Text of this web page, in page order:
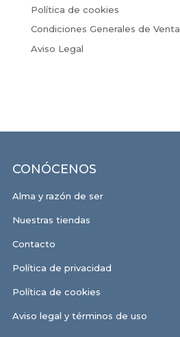
Política de cookies
Condiciones Generales de Venta
Aviso Legal
CONÓCENOS
Alma y razón de ser
Nuestras tiendas
Contacto
Política de privacidad
Política de cookies
Aviso legal y términos de uso